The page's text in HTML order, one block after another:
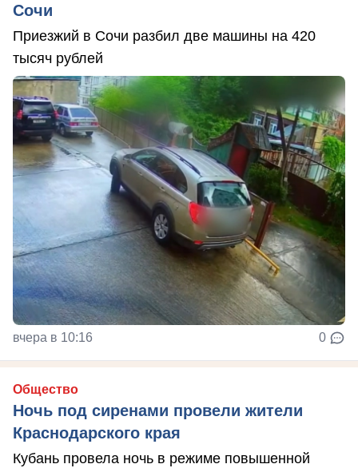
Сочи
Приезжий в Сочи разбил две машины на 420
тысяч рублей
вчера в 10:16 0
Общество
Ночь под сиренами провели жители
Краснодарского края
Кубань провела ночь в режиме повышенной